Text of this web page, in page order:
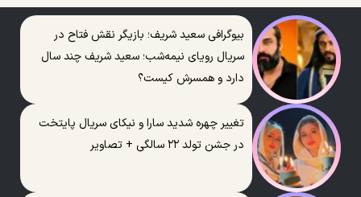
بیوگرافی سعید شریف؛ بازیگر نقش فتاح در
سریال رویای نیمه‌شب؛ سعید شریف چند سال
دارد و همسرش کیست؟
تغییر چهره شدید سارا و نیکای سریال پایتخت
در جشن تولد ۲۲ سالگی + تصاویر